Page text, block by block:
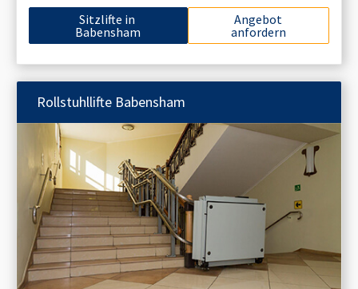
Sitzlifte in
Babensham
Angebot
anfordern
Rollstuhllifte Babensham